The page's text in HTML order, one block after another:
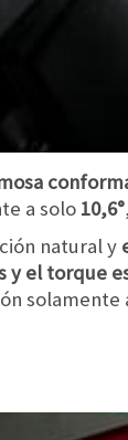
a solo 10,6°
natural y
y el torque
solamente